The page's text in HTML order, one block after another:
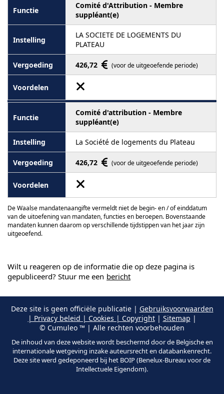
Comité d'Attribution - Membre
suppléant(e)
LA SOCIETE DE LOGEMENTS DU
PLATEAU
426,72 (voor de uitgeoefende periode)
Comité d'attribution - Membre
suppléant(e)
La Société de logements du Plateau
426,72 (voor de uitgeoefende periode)
De Waalse mandatenaangifte vermeldt niet de begin- en / of einddatum
van de uitoefening van mandaten, functies en beroepen. Bovenstaande
mandaten kunnen daarom op verschillende tijdstippen van het jaar zijn
uitgeoefend.
Wilt u reageren op de informatie die op deze pagina is
gepubliceerd? Stuur me een bericht
Deze site is geen officiële publicatie | Gebruiksvoorwaarden
| Privacy beleid | Cookies | Copyright| Sitemap |
© Cumuleo ™ | Alle rechten voorbehouden
De inhoud van deze website wordt beschermd door de Belgische en
internationale wetgeving inzake auteursrecht en databankenrecht.
Deze site werd gedeponeerd bij het BOIP (Benelux-Bureau voor de
Intellectuele Eigendom).